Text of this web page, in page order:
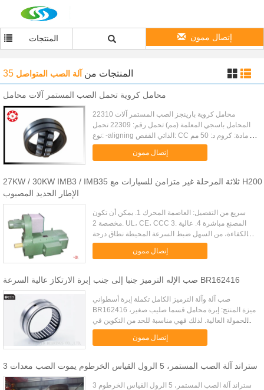
المنتجات إتصال ممون
35 المنتجات من آلة الصب المتواصل
محامل كروية تحمل الصب المستمر آلات محامل
22310 محامل كروية بارينجز الصب المستمر آلات
المحامل باسجي المعلمة (مم) تحمل رقم: 22309 تحمل
نوع: -aligning الذاتي القفص: CC مادة: كروم د: 50 مم
D: 110 ملم ب: 40 مم الحيوي (KN): 178 ثابت (KN):
212 الشحوم السرعة ...
إتصال ممون
27KW / 30KW IMB3 / IMB35 ثلاثة المرحلة غير متزامن للسيارات مع H200
الإطار الحديد المصبوب
سريع من التفصيل: العاصمة المحرك 1. يمكن أن تكون
مخصصة 2. UL، CE، CCC 3. المصنع مباشرة 4. عالية
الكفاءة، من السهل ضبط السرعة المحيطة نطاق درجة
حرارة: -15 ~ 40 ℃ الرطوبة المحيطة: 90٪ أقل من
الرطوبة النسبية ارتفاع...
إتصال ممون
صب الإله الترميز جنبا إلى جنب إبرة الارتكاز عالية السرعة BR162416
صب آلة وآلة الترميز الكامل تكملة إبرة أسطواني
BR162416 ميزة المنتج: إبرة محامل قسما صليب صغير،
الحمولة العالية. لذلك فهي مناسبة للحد من التكوين في
الفضاء الشعاعي. إبرة محامل لديه ارتفاع منخفض من
القسم وقوة التح...
إتصال ممون
3 ستراند آلة الصب المستمر، 5 الرول القياس الخرطوم يموت الصب معدات
3 ستراند آلة الصب المستمر، 5 الرول القياس الخرطوم